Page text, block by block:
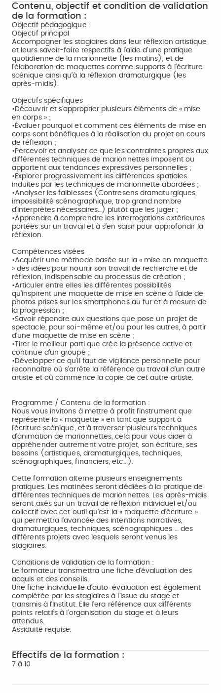
Contenu, objectif et condition de validation
de la formation :
Objectif pédagogique :
Objectif principal
Accompagner les stagiaires dans leur réflexion artistique
et leurs savoir-faire respectifs à l'aide d'une pratique
quotidienne de la marionnette (les matins), et de
l'élaboration de maquettes comme supports à l'écriture
scénique ainsi qu'à la réflexion dramaturgique (les
après-midis).
Objectifs spécifiques
•Découvrir et s’approprier plusieurs éléments de « mise
en corps » ;
•Évaluer pourquoi et comment ces éléments de mise en
corps sont bénéfiques à la réalisation du projet en cours
de réflexion ;
•Percevoir et analyser ce que les contraintes propres aux
différentes techniques de marionnettes imposent ou
apportent aux tendances expressives personnelles ;
•Explorer progressivement les différences spatiales
induites par les techniques de marionnette abordées ;
•Analyser les faiblesses (Contresens dramaturgiques,
impossibilité scénographique, trop grand nombre
d'interprètes nécessaires…) plutôt que les juger ;
•Apprendre à comprendre les interrogations extérieures
portées sur un travail et à s’en saisir pour approfondir la
réflexion.
Compétences visées
•Acquérir une méthode basée sur la « mise en maquette
» des idées pour nourrir son travail de recherche et de
réflexion, indispensable au processus de création ;
•Articuler entre elles les différentes possibilités
qu’inspirent une maquette de mise en scène à l’aide de
photos prises sur les smartphones au fur et à mesure de
la progression ;
•Savoir répondre aux questions que pose un projet de
spectacle, pour soi-même et/ou pour les autres, à partir
d’une maquette de mise en scène ;
•Tirer le meilleur parti que crée la présence active et
continue d’un groupe ;
•Développer ce qu’il faut de vigilance personnelle pour
reconnaître où s’arrête la référence au travail d'un autre
artiste et où commence la copie de cet autre artiste.
Programme / Contenu de la formation :
Nous vous invitons à mettre à profit l'instrument que
représente la « maquette » en tant que support à
l'écriture scénique, et à traverser plusieurs techniques
d'animation de marionnettes, cela pour vous aider à
appréhender autrement votre projet, son écriture, ses
besoins (artistiques, dramaturgiques, techniques,
scénographiques, financiers, etc...).
Cette formation alterne plusieurs enseignements
pratiques. Les matinées seront dédiées à la pratique de
différentes techniques de marionnettes. Les après-midis
seront axés sur un travail de réflexion individuel et/ou
collectif avec cet outil qu'est la « maquette d'écriture »
qui permettra l'avancée des intentions narratives,
dramaturgiques, techniques, scénographiques … des
différents projets avec lesquels seront venus les
stagiaires.
Conditions de validation de la formation :
Le formateur transmettra une fiche d’évaluation des
acquis et des conseils.
Une fiche individuelle d’auto-évaluation est également
complétée par les stagiaires à l’issue du stage et
transmis à l’Institut. Elle fera référence aux différents
points relatifs à l’organisation du stage et à leurs
attendus.
Assiduité requise.
Effectifs de la formation :
7 à 10